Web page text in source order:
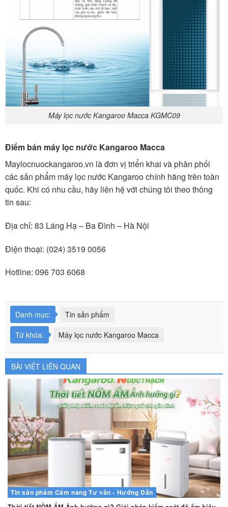
Máy lọc nước Kangaroo Macca KGMC09
Điểm bán máy lọc nước Kangaroo Macca
Maylocnuockangaroo.vn là đơn vị triển khai và phân phối
các sản phẩm máy lọc nước Kangaroo chính hãng trên toàn
quốc. Khi có nhu cầu, hãy liên hệ với chúng tôi theo thông
tin sau:
Địa chỉ: 83 Láng Hạ – Ba Đình – Hà Nội
Điện thoại: (024) 3519 0056
Hotline: 096 703 6068
Danh mục:
Tin sản phẩm
Từ khóa:
Máy lọc nước Kangaroo Macca
BÀI VIẾT LIÊN QUAN
Tin sản phẩm Cẩm nang Tư vấn - Hướng Dẫn